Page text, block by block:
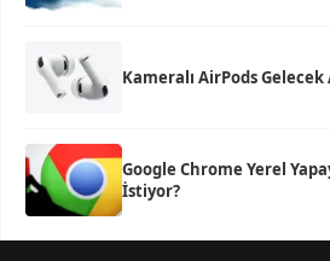
Kameralı AirPods Gelecek
Google Chrome Yerel
İstiyor?